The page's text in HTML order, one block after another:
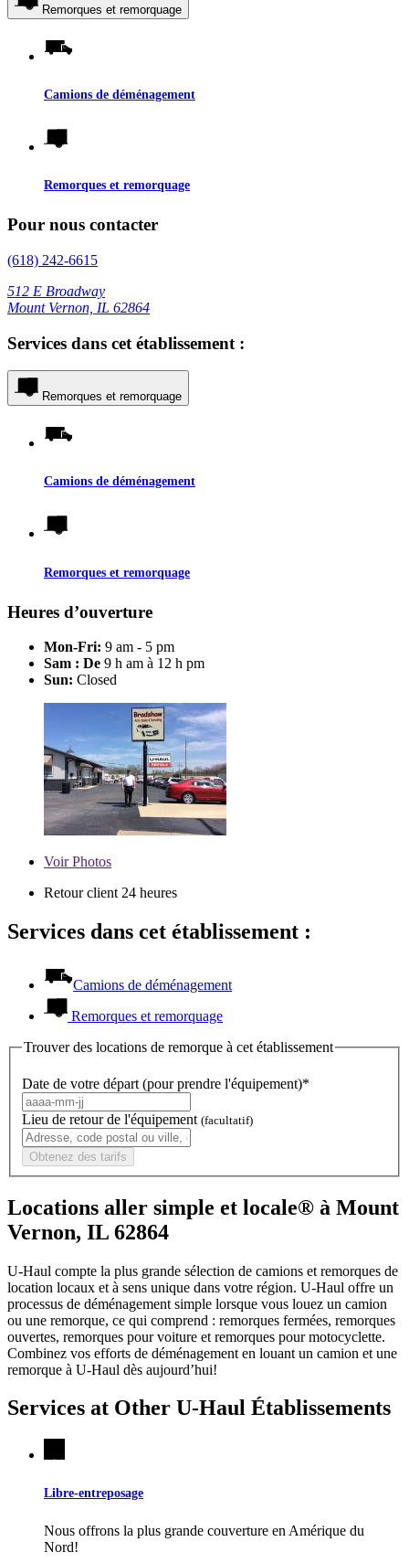
Remorques et remorquage
Camions de déménagement
Remorques et remorquage
Pour nous contacter
(618) 242-6615
512 E Broadway
Mount Vernon, IL 62864
Services dans cet établissement :
Remorques et remorquage
Camions de déménagement
Remorques et remorquage
Heures d’ouverture
Mon-Fri: 9 am - 5 pm
Sam : De 9 h am à 12 h pm
Sun: Closed
VoirPhotos
Retour client 24 heures
Services dans cet établissement :
Camions de déménagement
Remorques et remorquage
Trouver des locations de remorque à cet établissement
Date de votre départ (pour prendre l'équipement)*
Lieu de retour de l'équipement (facultatif)
Obtenez des tarifs
Locations aller simple et locale® à Mount
Vernon, IL 62864
U-Haul compte la plus grande sélection de camions et remorques de
location locaux et à sens unique dans votre région. U-Haul offre un
processus de déménagement simple lorsque vous louez un camion
ou une remorque, ce qui comprend : remorques fermées, remorques
ouvertes, remorques pour voiture et remorques pour motocyclette.
Combinez vos efforts de déménagement en louant un camion et une
remorque à U-Haul dès aujourd’hui!
Services at Other U-Haul Établissements
Libre-entreposage
Nous offrons la plus grande couverture en Amérique du
Nord!